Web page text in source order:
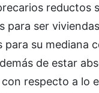
reductos
para ser
para su mediana
de estar
respecto a lo